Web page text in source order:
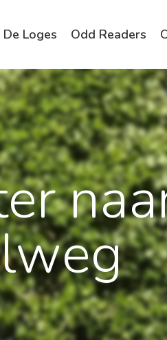
De Loges Odd Readers